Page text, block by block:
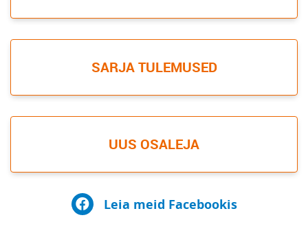
SARJA TULEMUSED
UUS OSALEJA
Leia meid Facebookis